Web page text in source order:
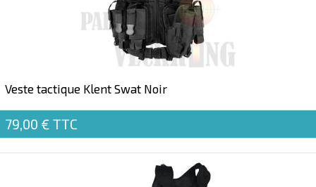
Veste tactique Klent Swat Noir
79,00 € TTC